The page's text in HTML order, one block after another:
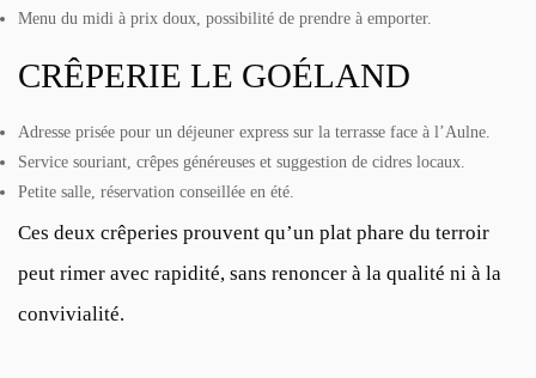
Menu du midi à prix doux, possibilité de prendre à emporter.
CRÊPERIE LE GOÉLAND
Adresse prisée pour un déjeuner express sur la terrasse face à l’Aulne.
Service souriant, crêpes généreuses et suggestion de cidres locaux.
Petite salle, réservation conseillée en été.
Ces deux crêperies prouvent qu’un plat phare du terroir
peut rimer avec rapidité, sans renoncer à la qualité ni à la
convivialité.